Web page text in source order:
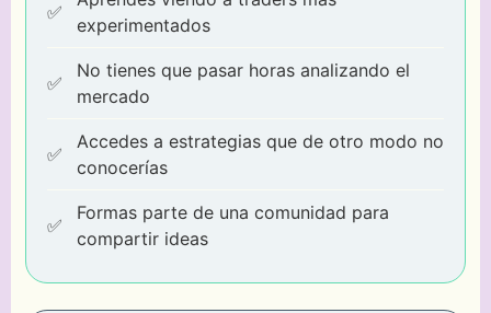
experimentados
No tienes que pasar horas analizando el
mercado
Accedes a estrategias que de otro modo no
conocerías
Formas parte de una comunidad para
compartir ideas